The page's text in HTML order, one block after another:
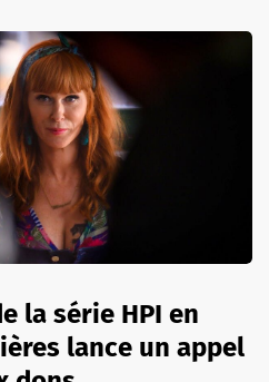
la série HPI en
lance un appel